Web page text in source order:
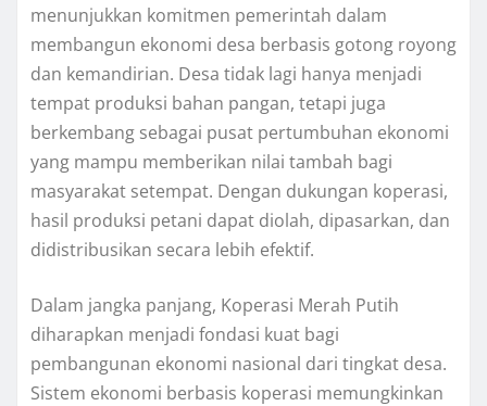
menunjukkan komitmen pemerintah dalam
membangun ekonomi desa berbasis gotong royong
dan kemandirian. Desa tidak lagi hanya menjadi
tempat produksi bahan pangan, tetapi juga
berkembang sebagai pusat pertumbuhan ekonomi
yang mampu memberikan nilai tambah bagi
masyarakat setempat. Dengan dukungan koperasi,
hasil produksi petani dapat diolah, dipasarkan, dan
didistribusikan secara lebih efektif.
Dalam jangka panjang, Koperasi Merah Putih
diharapkan menjadi fondasi kuat bagi
pembangunan ekonomi nasional dari tingkat desa.
Sistem ekonomi berbasis koperasi memungkinkan